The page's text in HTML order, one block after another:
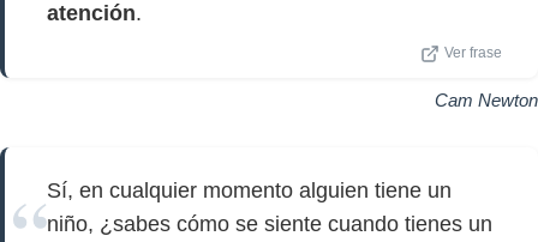
atención.
Ver frase
Cam Newton
Sí, en cualquier momento alguien tiene un
niño, ¿sabes cómo se siente cuando tienes un